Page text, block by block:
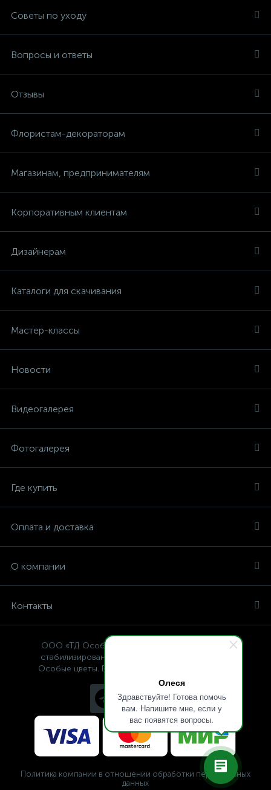
Олеся
Здравствуйте! Готова помочь
вам. Напишите мне, если у
вас появятся вопросы.
Советы по уходу
Вопросы и ответы
Отзывы
Флористам-декораторам
Магазинам, предпринимателям
Корпоративным клиентам
Дизайнерам
Каталоги для скачивания
Мастер-классы
Новости
Видеогалерея
Фотогалерея
Где купить
Оплата и доставка
О компании
Контакты
ООО «ТД Особые цветы» — интернет-магазин
стабилизированных растений, © Specialflowers
Особые цветы. Все права защищены 2009-2025.
Политика компании в отношении обработки персональных
данных